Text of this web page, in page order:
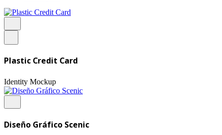
Plastic Credit Card
Identity Mockup
Diseño Gráfico Scenic